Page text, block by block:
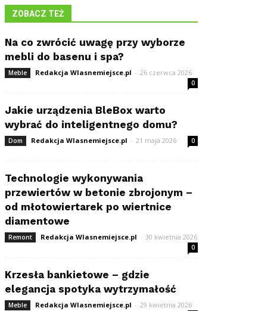
ZOBACZ TEŻ
Na co zwrócić uwagę przy wyborze
mebli do basenu i spa?
Meble Redakcja Wlasnemiejsce.pl - 26 czerwca 2026
0
Jakie urządzenia BleBox warto
wybrać do inteligentnego domu?
Dom Redakcja Wlasnemiejsce.pl - 21 maja 2026 0
Technologie wykonywania
przewiertów w betonie zbrojonym –
od młotowiertarek po wiertnice
diamentowe
Remont Redakcja Wlasnemiejsce.pl - 30 kwietnia 2026
0
Krzesła bankietowe – gdzie
elegancja spotyka wytrzymałość
Meble Redakcja Wlasnemiejsce.pl - 29 kwietnia 2026